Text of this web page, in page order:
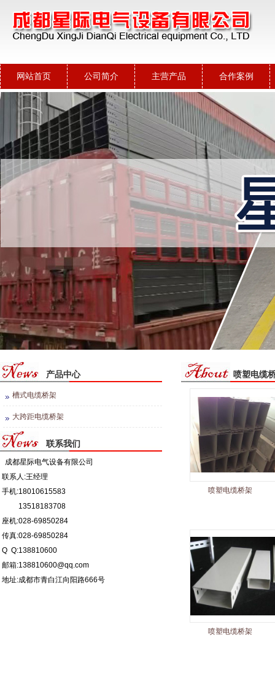
网站首页 公司简介 主营产品 合作案例
产品中心
槽式电缆桥架
大跨距电缆桥架
联系我们
成都星际电气设备有限公司
联系人:王经理
手机:18010615583
13518183708
座机:028-69850284
传真:028-69850284
Q Q:138810600
邮箱:138810600@qq.com
地址:成都市青白江向阳路666号
喷塑电缆
喷塑电缆桥架
喷塑电缆桥架